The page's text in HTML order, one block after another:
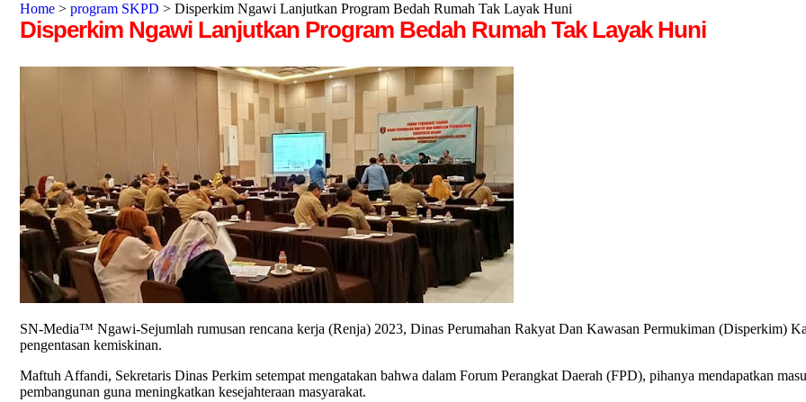
Home > program SKPD > Disperkim Ngawi Lanjutkan Program Bedah Rumah Tak Layak Huni
Disperkim Ngawi Lanjutkan Program Bedah Rumah Tak Layak Huni
SN-Media™ Ngawi-Sejumlah rumusan rencana kerja (Renja) 2023, Dinas Perumahan Rakyat Dan Kawasan Permukiman (Disperkim)
pengentasan kemiskinan.
Maftuh Affandi, Sekretaris Dinas Perkim setempat mengatakan bahwa dalam Forum Perangkat Daerah (FPD), pihanya mendapatkan
pembangunan guna meningkatkan kesejahteraan masyarakat.